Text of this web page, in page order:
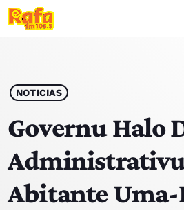
play_arrow OUVIR RAFA
HOME
NOTISIA
NOTICIAS
Governu Halo
Abitante